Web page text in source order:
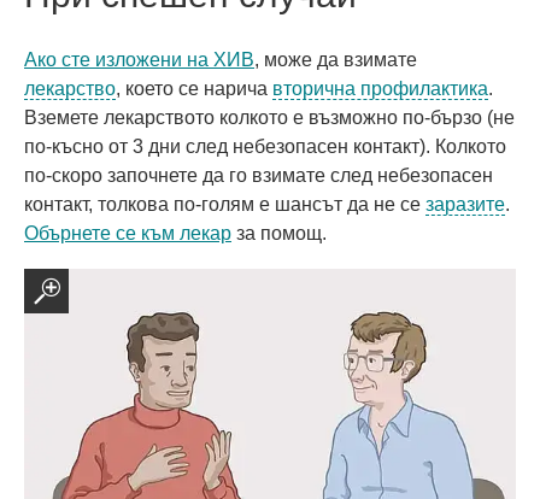
Ако сте изложени на ХИВ, може да взимате
лекарство, което се нарича вторична профилактика.
Вземете лекарството колкото е възможно по-бързо (не
по-късно от 3 дни след небезопасен контакт). Колкото
по-скоро започнете да го взимате след небезопасен
контакт, толкова по-голям е шансът да не се заразите.
Обърнете се към лекар за помощ.